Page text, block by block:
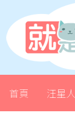
首頁 汪星人